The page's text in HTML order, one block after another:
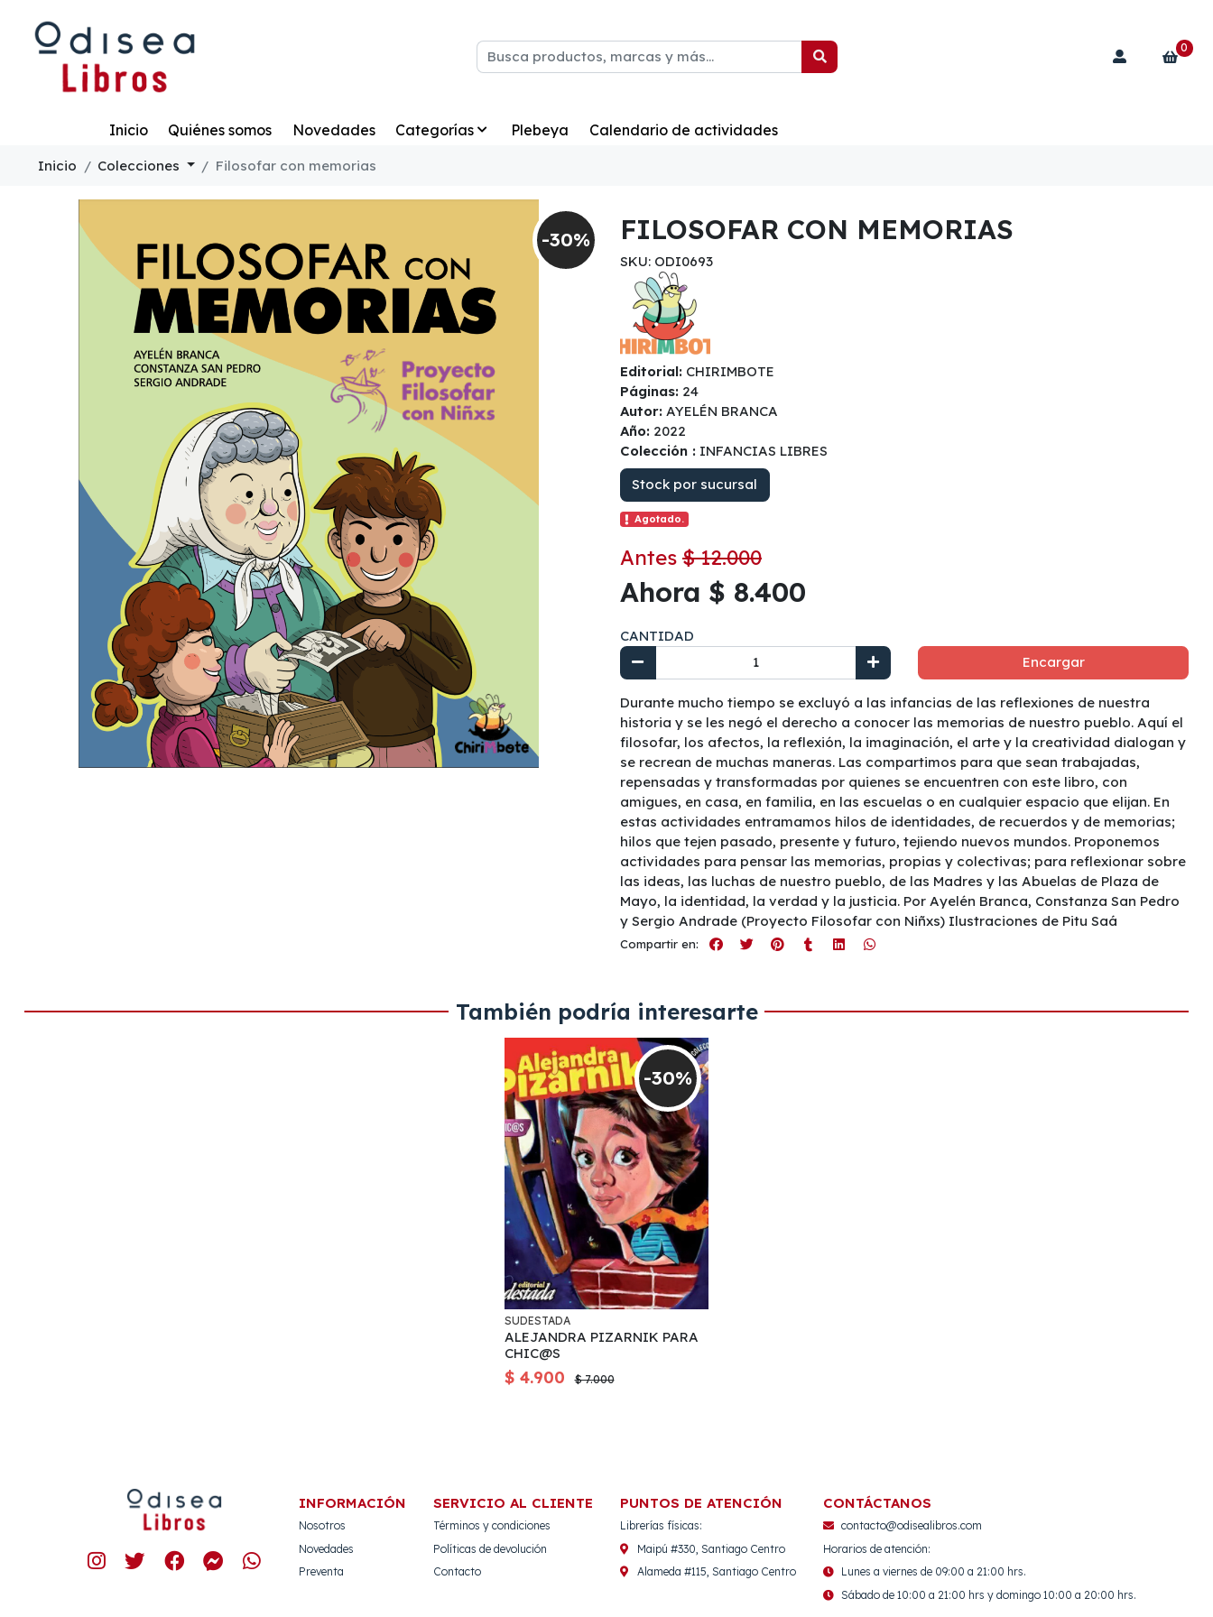
0
Inicio Quiénes somos Novedades Categorías Plebeya Calendario de actividades
Inicio Colecciones Filosofar con memorias
-30% FILOSOFAR CON MEMORIAS
SKU: ODI0693
Editorial: CHIRIMBOTE
Páginas: 24
Autor: AYELÉN BRANCA
Año: 2022
Colección : INFANCIAS LIBRES
Stock por sucursal
Agotado.
Antes $ 12.000
Ahora $ 8.400
CANTIDAD
Encargar
Durante mucho tiempo se excluyó a las infancias de las reflexiones de nuestra
historia y se les negó el derecho a conocer las memorias de nuestro pueblo. Aquí el
filosofar, los afectos, la reflexión, la imaginación, el arte y la creatividad dialogan y
se recrean de muchas maneras. Las compartimos para que sean trabajadas,
repensadas y transformadas por quienes se encuentren con este libro, con
amigues, en casa, en familia, en las escuelas o en cualquier espacio que elijan. En
estas actividades entramamos hilos de identidades, de recuerdos y de memorias;
hilos que tejen pasado, presente y futuro, tejiendo nuevos mundos. Proponemos
actividades para pensar las memorias, propias y colectivas; para reflexionar sobre
las ideas, las luchas de nuestro pueblo, de las Madres y las Abuelas de Plaza de
Mayo, la identidad, la verdad y la justicia. Por Ayelén Branca, Constanza San Pedro
y Sergio Andrade (Proyecto Filosofar con Niñxs) Ilustraciones de Pitu Saá
Compartir en:
También podría interesarte
-30%
SUDESTADA
ALEJANDRA PIZARNIK PARA
CHIC@S
$ 4.900 $ 7.000
INFORMACIÓN
Nosotros
Novedades
Preventa
SERVICIO AL CLIENTE
Términos y condiciones
Políticas de devolución
Contacto
PUNTOS DE ATENCIÓN
Librerías físicas:
Maipú #330, Santiago Centro
Alameda #115, Santiago Centro
CONTÁCTANOS
contacto@odisealibros.com
Horarios de atención:
Lunes a viernes de 09:00 a 21:00 hrs.
Sábado de 10:00 a 21:00 hrs y domingo 10:00 a 20:00 hrs.